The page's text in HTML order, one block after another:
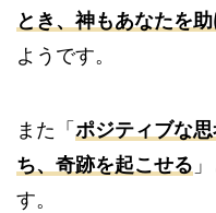
とき、神もあなたを
ようです。
また「 ポジティブな
ち、奇跡を起こせる
す。